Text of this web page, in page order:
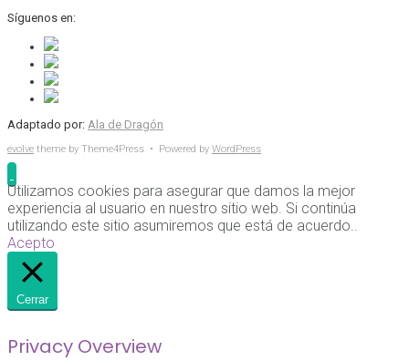
Síguenos en:
Adaptado por: Ala de Dragón
evolve theme by Theme4Press • Powered by WordPress
Utilizamos cookies para asegurar que damos la mejor
experiencia al usuario en nuestro sitio web. Si continúa
utilizando este sitio asumiremos que está de acuerdo..
Acepto
Cerrar
Privacy Overview